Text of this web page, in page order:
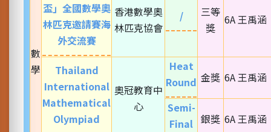
數
學
盃」全國數學奧
林匹克邀請賽海
外交流賽
香港數學奧
林匹克協會
/
三等
獎
6A 王禹涵
Thailand
International
Mathematical
Olympiad
奧冠教育中
心
Heat
Round 金獎 6A 王禹涵
Semi-
Final 銀獎 6A 王禹涵